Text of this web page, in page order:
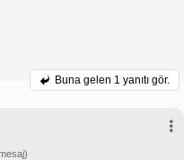
Buna gelen 1 yanıtı gör.